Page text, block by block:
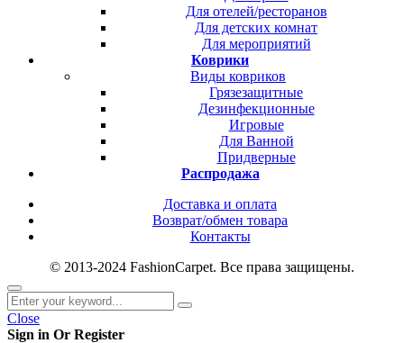
Для отелей/ресторанов
Для детских комнат
Для мероприятий
Коврики
Виды ковриков
Грязезащитные
Дезинфекционные
Игровые
Для Ванной
Придверные
Распродажа
Доставка и оплата
Возврат/обмен товара
Контакты
© 2013-2024 FashionCarpet. Все права защищены.
Close
Sign in Or Register